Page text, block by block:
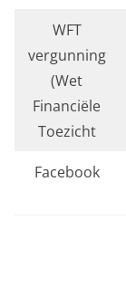
WFT
vergunning
(Wet
Financiële
Toezicht
Facebook